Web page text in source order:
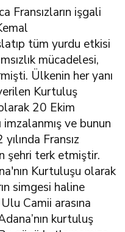
Fransızların işgali
tüm yurdu etkisi
mücadelesi,
Ülkenin her yanı
Kurtuluş
20 Ekim
ve bunun
Fransız
şehri terk etmiştir.
Kurtuluşu olarak
simgesi haline
Camii arasına
kurtuluş